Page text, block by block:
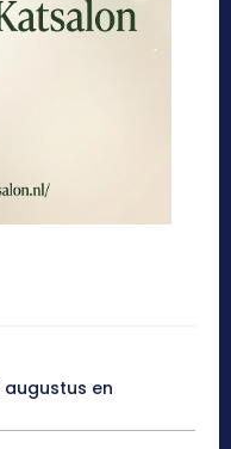
augustus en